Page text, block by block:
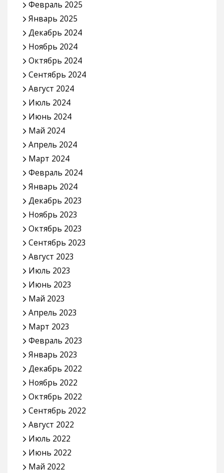
Февраль 2025
Январь 2025
Декабрь 2024
Ноябрь 2024
Октябрь 2024
Сентябрь 2024
Август 2024
Июль 2024
Июнь 2024
Май 2024
Апрель 2024
Март 2024
Февраль 2024
Январь 2024
Декабрь 2023
Ноябрь 2023
Октябрь 2023
Сентябрь 2023
Август 2023
Июль 2023
Июнь 2023
Май 2023
Апрель 2023
Март 2023
Февраль 2023
Январь 2023
Декабрь 2022
Ноябрь 2022
Октябрь 2022
Сентябрь 2022
Август 2022
Июль 2022
Июнь 2022
Май 2022